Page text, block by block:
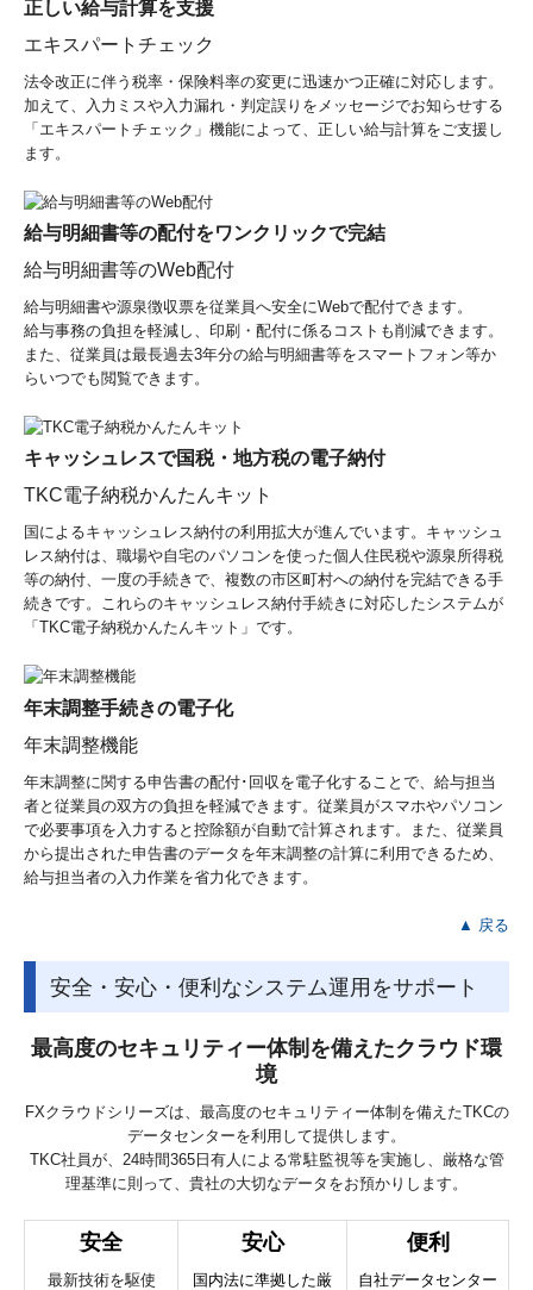
正しい給与計算を支援
エキスパートチェック
法令改正に伴う税率・保険料率の変更に迅速かつ正確に対応します。
加えて、入力ミスや入力漏れ・判定誤りをメッセージでお知らせする
「エキスパートチェック」機能によって、正しい給与計算をご支援し
ます。
給与明細書等の配付をワンクリックで完結
給与明細書等のWeb配付
給与明細書や源泉徴収票を従業員へ安全にWebで配付できます。
給与事務の負担を軽減し、印刷・配付に係るコストも削減できます。
また、従業員は最長過去3年分の給与明細書等をスマートフォン等か
らいつでも閲覧できます。
キャッシュレスで国税・地方税の電子納付
TKC電子納税かんたんキット
国によるキャッシュレス納付の利用拡大が進んでいます。キャッシュ
レス納付は、職場や自宅のパソコンを使った個人住民税や源泉所得税
等の納付、一度の手続きで、複数の市区町村への納付を完結できる手
続きです。これらのキャッシュレス納付手続きに対応したシステムが
「TKC電子納税かんたんキット」です。
年末調整手続きの電子化
年末調整機能
年末調整に関する申告書の配付･回収を電子化することで、給与担当
者と従業員の双方の負担を軽減できます。従業員がスマホやパソコン
で必要事項を入力すると控除額が自動で計算されます。また、従業員
から提出された申告書のデータを年末調整の計算に利用できるため、
給与担当者の入力作業を省力化できます。
▲ 戻る
安全・安心・便利なシステム運用をサポート
最高度のセキュリティー体制を備えたクラウド環
境
FXクラウドシリーズは、最高度のセキュリティー体制を備えたTKCの
データセンターを利用して提供します。
TKC社員が、24時間365日有人による常駐監視等を実施し、厳格な管
理基準に則って、貴社の大切なデータをお預かりします。
安全
最新技術を駆使
安心
国内法に準拠した厳
便利
自社データセンター